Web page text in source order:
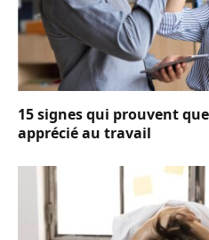
15 signes qui prouvent
apprécié au travail